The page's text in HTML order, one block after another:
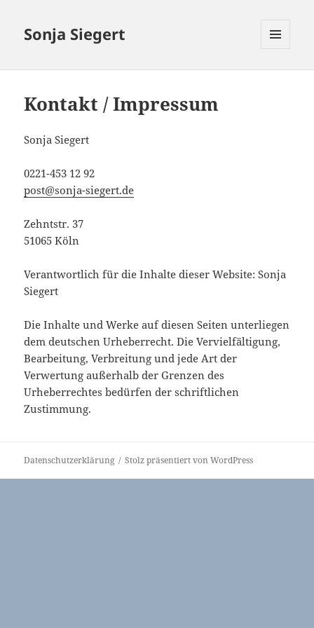
Sonja Siegert
Kontakt / Impressum
Sonja Siegert
0221-453 12 92
post@sonja-siegert.de
Zehntstr. 37
51065 Köln
Verantwortlich für die Inhalte dieser Website: Sonja
Siegert
Die Inhalte und Werke auf diesen Seiten unterliegen
dem deutschen Urheberrecht. Die Vervielfältigung,
Bearbeitung, Verbreitung und jede Art der
Verwertung außerhalb der Grenzen des
Urheberrechtes bedürfen der schriftlichen
Zustimmung.
Datenschutzerklärung Stolz präsentiert von WordPress